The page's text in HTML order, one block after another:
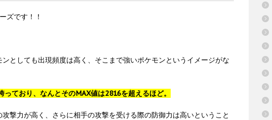
ズです！！
としても出現頻度は高く、そこまで強いポケモンというイメージがな
ており、なんとそのMAX値は2816を超えるほど。
撃力が高く、さらに相手の攻撃を受ける際の防御力は高いということ